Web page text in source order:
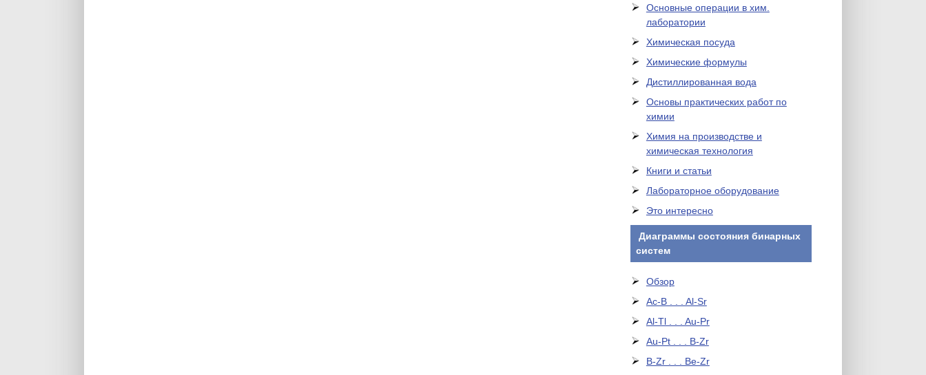
Основные операции в хим.
лаборатории
Химическая посуда
Химические формулы
Дистиллированная вода
Основы практических работ по
химии
Химия на производстве и
химическая технология
Книги и статьи
Лабораторное оборудование
Это интересно
Диаграммы состояния бинарных
систем
Обзор
Ac-B . . . Al-Sr
Al-Tl . . . Au-Pr
Au-Pt . . . B-Zr
B-Zr . . . Be-Zr